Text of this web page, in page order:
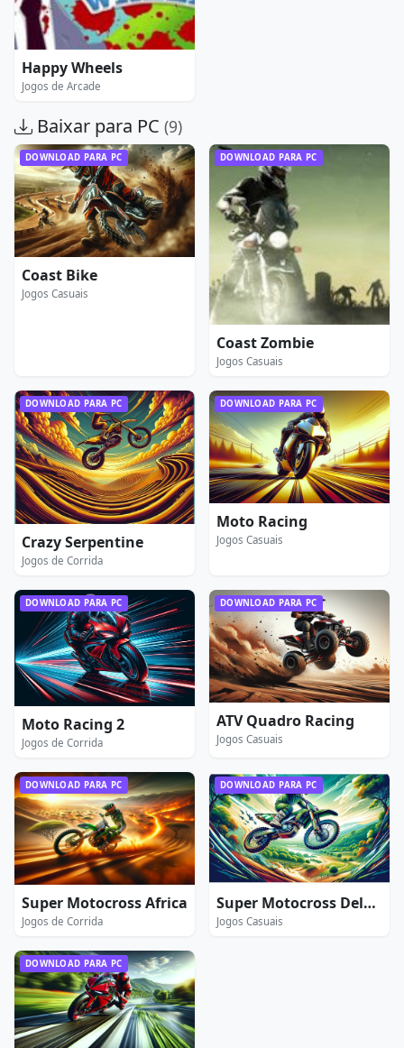
Happy Wheels
Jogos de Arcade
Baixar para PC (9)
DOWNLOAD PARA PC
Coast Bike
Jogos Casuais
DOWNLOAD PARA PC
Coast Zombie
Jogos Casuais
DOWNLOAD PARA PC
Crazy Serpentine
Jogos de Corrida
DOWNLOAD PARA PC
Moto Racing
Jogos Casuais
DOWNLOAD PARA PC
Moto Racing 2
Jogos de Corrida
DOWNLOAD PARA PC
ATV Quadro Racing
Jogos Casuais
DOWNLOAD PARA PC
Super Motocross Africa
Jogos de Corrida
DOWNLOAD PARA PC
Super Motocross Deluxe
Jogos Casuais
DOWNLOAD PARA PC